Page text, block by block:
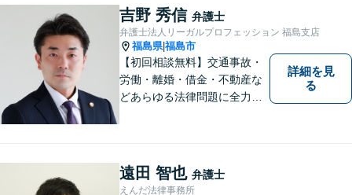
と思わず、お困りの方は是非
ご相談ください。
吉野 秀信 弁護士
弁護士法人リーガルプロフェッション 福島支店
福島県|福島市
【初回相談無料】交通事故・
労働・離婚・借金・不動産な
どあらゆる法律問題に全力を
くことを最も重視ししていま
す。お困りの方はまずはご相
談ください。
詳細を見
る
遠田 智也 弁護士
えんだ法律事務所